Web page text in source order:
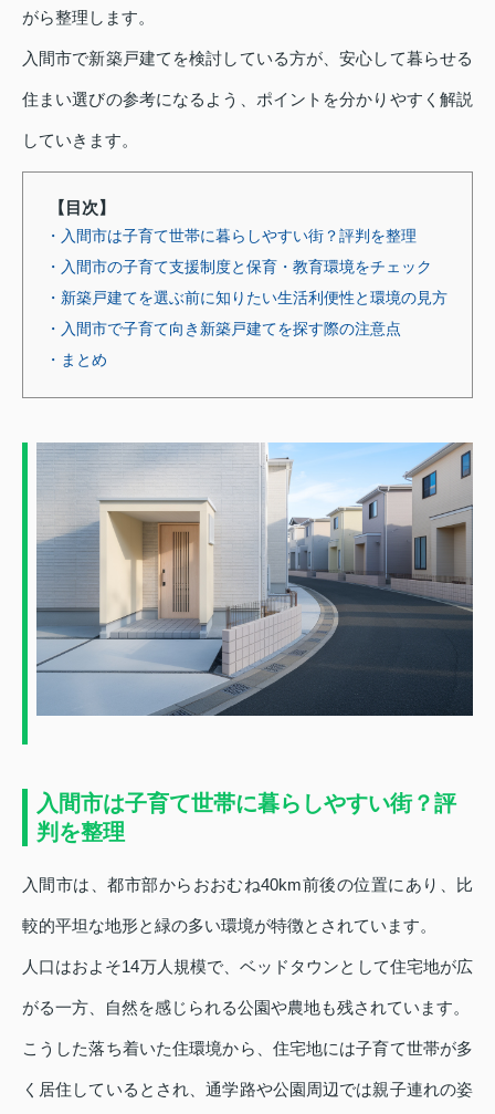
がら整理します。
入間市で新築戸建てを検討している方が、安心して暮らせる
住まい選びの参考になるよう、ポイントを分かりやすく解説
していきます。
【目次】
・入間市は子育て世帯に暮らしやすい街？評判を整理
・入間市の子育て支援制度と保育・教育環境をチェック
・新築戸建てを選ぶ前に知りたい生活利便性と環境の見方
・入間市で子育て向き新築戸建てを探す際の注意点
・まとめ
入間市は子育て世帯に暮らしやすい街？評
判を整理
入間市は、都市部からおおむね40km前後の位置にあり、比
較的平坦な地形と緑の多い環境が特徴とされています。
人口はおよそ14万人規模で、ベッドタウンとして住宅地が広
がる一方、自然を感じられる公園や農地も残されています。
こうした落ち着いた住環境から、住宅地には子育て世帯が多
く居住しているとされ、通学路や公園周辺では親子連れの姿